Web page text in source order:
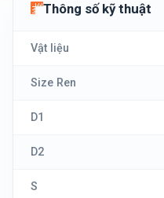
Thông số kỹ thuật
Vật liệu
Size Ren
D1
D2
S